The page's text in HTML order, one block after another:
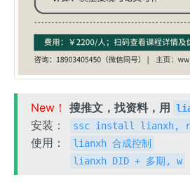
New！ 搜推文，找资料，用
安装：
ssc install lianxh,
使用：
lianxh 合成控制
lianxh DID + 多期, w